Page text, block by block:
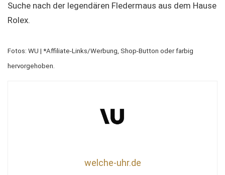
Suche nach der legendären Fledermaus aus dem Hause
Rolex.
Fotos: WU | *Affiliate-Links/Werbung, Shop-Button oder farbig
hervorgehoben.
welche-uhr.de